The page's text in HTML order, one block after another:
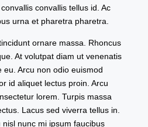
convallis tellus id. Ac
urna et pharetra pharetra.
ornare massa. Rhoncus
At volutpat diam ut venenatis
eu. Arcu non odio euismod
id aliquet lectus proin. Arcu
lorem. Turpis massa
Lacus sed viverra tellus in.
nunc mi ipsum faucibus